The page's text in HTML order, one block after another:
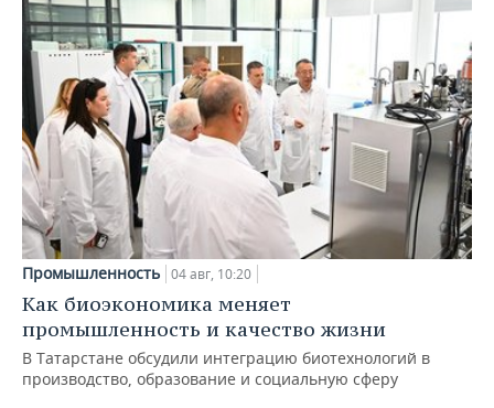
Промышленность 04 авг, 10:20
Как биоэкономика меняет
промышленность и качество жизни
В Татарстане обсудили интеграцию биотехнологий в
производство, образование и социальную сферу